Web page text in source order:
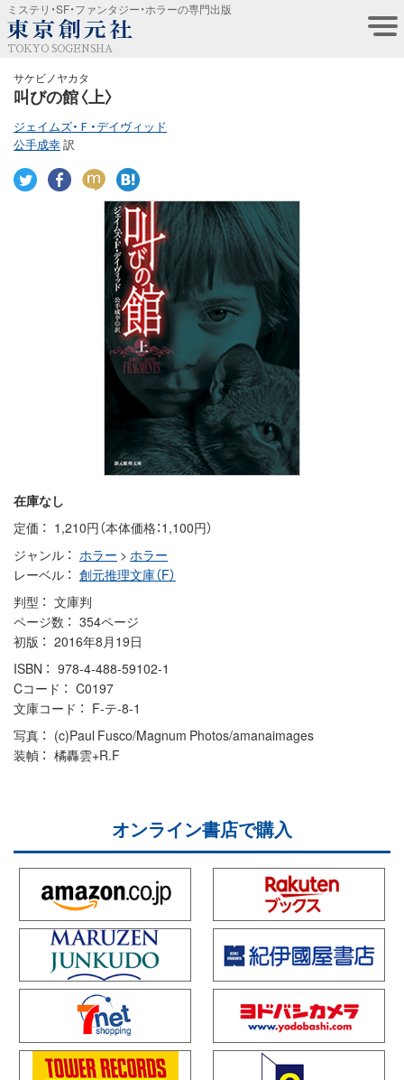
ミステリ・SF・ファンタジー・ホラーの専門出版
TOKYO SOGENSHA
サケビノヤカタ
叫びの館〈上〉
ジェイムズ・Ｆ・デイヴィッド
公手成幸訳
在庫なし
定価
1,210円（本体価格：1,100円）
ジャンル
ホラー > ホラー
レーベル
創元推理文庫（F）
判型
文庫判
ページ数
354ページ
初版
2016年8月19日
ISBN
978-4-488-59102-1
Cコード
C0197
文庫コード
F-テ-8-1
写真
(c)Paul Fusco/Magnum Photos/amanaimages
装幀
橘轟雲+R.F
オンライン書店で購入